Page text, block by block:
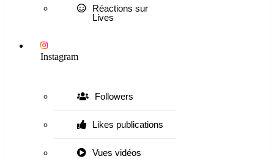
Réactions sur
Lives
Instagram
Followers
Likes publications
Vues vidéos